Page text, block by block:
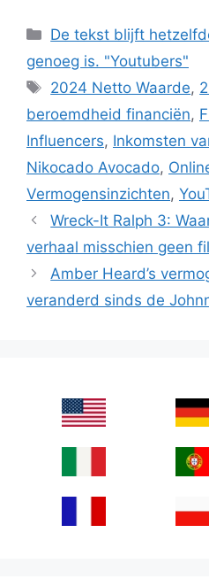
Categories
De tekst blijft
genoeg is. "Youtubers"
Tags
2024 Netto Waarde,
beroemdheid financiën,
Influencers, Inkomsten
Nikocado Avocado,
Vermogensinzichten,
Wreck-It Ralph 3:
verhaal misschien geen
Amber Heard’s
veranderd sinds de